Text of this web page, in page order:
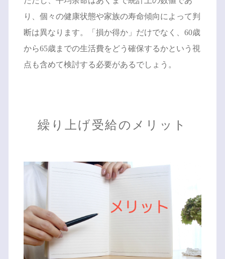
り、個々の健康状態や家族の寿命傾向によって判
断は異なります。「損か得か」だけでなく、60歳
から65歳までの生活費をどう確保するかという視
点も含めて検討する必要があるでしょう。
繰り上げ受給のメリット